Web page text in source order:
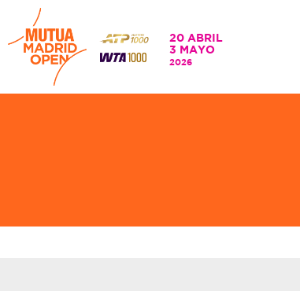
20 ABRIL
3 MAYO
202620 ABRIL - 3 MAYO